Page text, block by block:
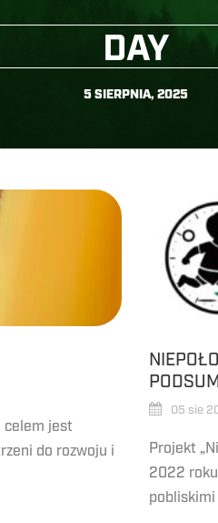
DAY
5 SIERPNIA, 2025
celem jest
do rozwoju i
05 sie
Projekt
2022
pobliskimi